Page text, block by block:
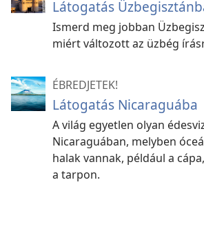
Látogatás
Ismerd meg jobban
miért változott az üzbég
ÉBREDJETEK!
Látogatás Nicaraguába
A világ egyetlen olyan
Nicaraguában, melyben
halak vannak, például a
a tarpon.